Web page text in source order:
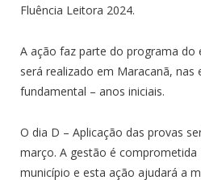
Fluência Leitora 2024.
A ação faz parte do programa do
será realizado em Maracanã, nas
fundamental – anos iniciais.
O dia D – Aplicação das provas
março. A gestão é comprometida
município e esta ação ajudará a